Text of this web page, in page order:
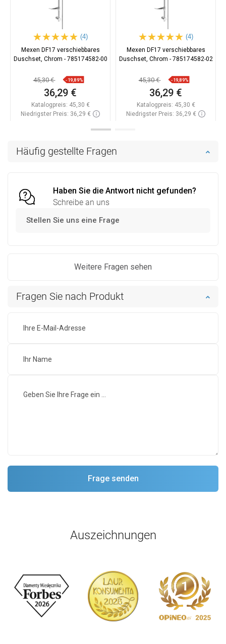
Häufig gestellte Fragen
Haben Sie die Antwort nicht gefunden?
Schreibe an uns
Stellen Sie uns eine Frage
Weitere Fragen sehen
Fragen Sie nach Produkt
(4)
Mexen DF17 verschiebbares
Duschset, Chrom - 785174582-00
45,30 € -19,89%
36,29 €
Katalogpreis: 45,30 €
Niedrigster Preis: 36,29 €
(4)
Mexen DF17 verschiebbares
Duschset, Chrom - 785174582-02
45,30 € -19,89%
36,29 €
Katalogpreis: 45,30 €
Niedrigster Preis: 36,29 €
Auszeichnungen